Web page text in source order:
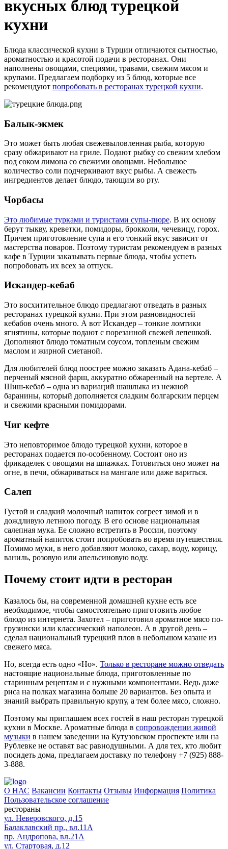
вкусных блюд турецкой
кухни
Блюда классической кухни в Турции отличаются сытностью,
ароматностью и красотой подачи в ресторанах. Они
наполнены овощами, специями, травами, свежим мясом и
крупами. Предлагаем подборку из 5 блюд, которые все
рекомендуют попробовать в ресторанах турецкой кухни.
Балык-экмек
Это может быть любая свежевыловленная рыба, которую
сразу обжаривают на гриле. Подают рыбку со свежим хлебом
под соком лимона со свежими овощами. Небольшое
количество соли подчеркивают вкус рыбы. А свежесть
ингредиентов делает блюдо, тающим во рту.
Чорбасы
Это любимые турками и туристами супы-пюре. В их основу
берут тыкву, креветки, помидоры, брокколи, чечевицу, горох.
Причем приготовление супа и его тонкий вкус зависит от
мастерства поваров. Поэтому туристам рекомендуем в разных
кафе в Турции заказывать первые блюда, чтобы успеть
попробовать их всех за отпуск.
Искандер-кебаб
Это восхитительное блюдо предлагают отведать в разных
ресторанах турецкой кухни. При этом разновидностей
кебабов очень много. А вот Искандер – тонкие ломтики
ягнятины, которые подают с порезанной свежей лепешкой.
Дополняют блюдо томатным соусом, топленым свежим
маслом и жирной сметаной.
Для любителей блюд поострее можно заказать Адана-кебаб –
перченый мясной фарш, аккуратно обжаренный на вертеле. А
Шиш-кебаб – одна из вариаций шашлыка из нежной
баранины, который дополняется сладким болгарским перцем
и свежими красными помидорами.
Чиг кефте
Это неповторимое блюдо турецкой кухни, которое в
ресторанах подается по-особенному. Состоит оно из
фрикаделек с овощами на шпажках. Готовиться оно может на
огне, в печи, обжариваться на мангале или даже вариться.
Салеп
Густой и сладкий молочный напиток согреет зимой и в
дождливую летнюю погоду. В его основе национальная
салепная мука. Ее сложно встретить в России, поэтому
ароматный напиток стоит попробовать во время путешествия.
Помимо муки, в него добавляют молоко, сахар, воду, корицу,
ваниль, розовую или апельсиновую воду.
Почему стоит идти в ресторан
Казалось бы, на современной домашней кухне есть все
необходимое, чтобы самостоятельно приготовить любое
блюдо из интернета. Захотел – приготовил ароматное мясо по-
грузински или классический наполеон. А в другой день –
сделал национальный турецкий плов в небольшом казане из
свежего мяса.
Но, всегда есть одно «Но». Только в ресторане можно отведать
настоящие национальные блюда, приготовленные по
старинным рецептам и с нужными компонентами. Ведь даже
риса на полках магазина больше 20 вариантов. Без опыта и
знаний выбрать правильную крупу, а тем более мясо, сложно.
Поэтому мы приглашаем всех гостей в наш ресторан турецкой
кухни в Москве. Ароматные блюда в сопровождении живой
музыки в нашем заведении на Кутузовском проспекте или на
Рублевке не оставят вас равнодушными. А для тех, кто любит
посидеть дома, предлагаем доставку по телефону +7 (925) 888-
3-888.
О НАС Вакансии Контакты Отзывы Информация Политика
Пользовательское соглашение
рестораны
ул. Неверовского, д.15
Балаклавский пр., вл.11А
пр. Андропова, вл.21А
ул. Стартовая, д.12